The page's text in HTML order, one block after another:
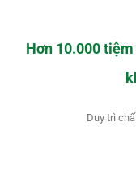
Hơn 10.000
Duy trì